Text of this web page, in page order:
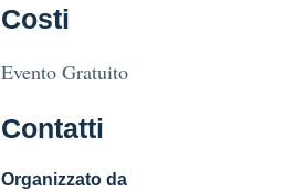
Costi
Evento Gratuito
Contatti
Organizzato da